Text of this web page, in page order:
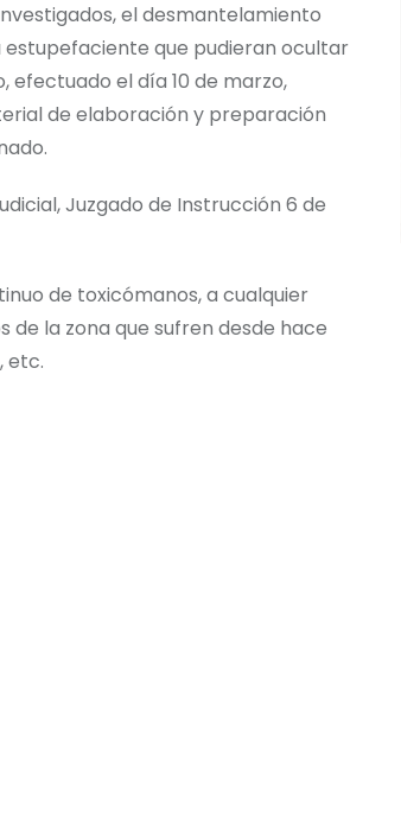
el desmantelamiento
estupefaciente que pudieran ocultar
efectuado el día 10 de marzo,
de elaboración y preparación
Juzgado de Instrucción 6 de
de toxicómanos, a cualquier
la zona que sufren desde hace
etc.